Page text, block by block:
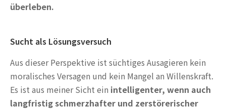
überleben.
Sucht als Lösungsversuch
Aus dieser Perspektive ist süchtiges Ausagieren kein
moralisches Versagen und kein Mangel an Willenskraft.
Es ist aus meiner Sicht ein intelligenter, wenn auch
langfristig schmerzhafter und zerstörerischer